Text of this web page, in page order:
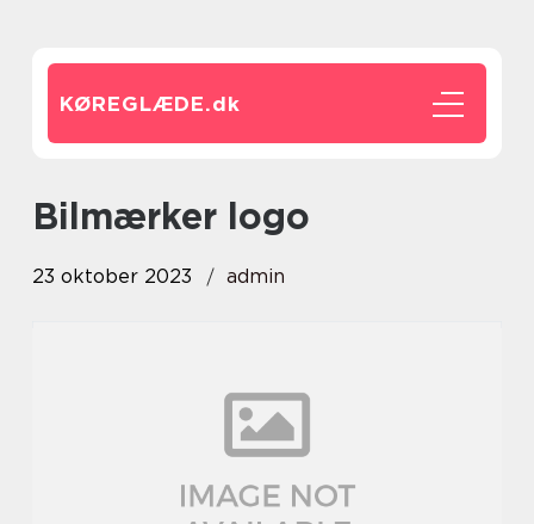
KØREGLÆDE.dk
bilmærker logo
23 oktober 2023 admin